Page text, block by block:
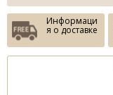
Информаци
я о доставке